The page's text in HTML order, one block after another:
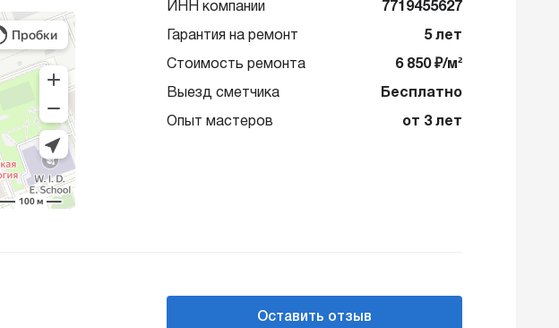
ИНН компании 7719455627
Гарантия на ремонт 5 лет
Стоимость ремонта 6 850 ₽/м²
Выезд сметчика Бесплатно
Опыт мастеров от 3 лет
Оставить отзыв